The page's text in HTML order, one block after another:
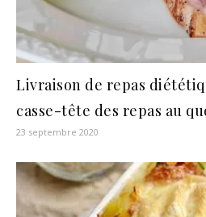
Livraison de repas
casse-tête des repas au
23 septembre 2020